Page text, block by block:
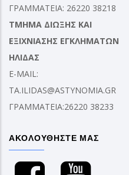
ΓΡΑΜΜΑΤΕΙΑ: 26220 38218
ΤΜΗΜΑ ΔΙΩΞΗΣ ΚΑΙ
ΕΞΙΧΝΙΑΣΗΣ ΕΓΚΛΗΜΑΤΩΝ
ΗΛΙΔΑΣ
E-MAIL:
TA.ILIDAS@ASTYNOMIA.GR
ΓΡΑΜΜΑΤΕΙΑ:26220 38233
ΑΚΟΛΟΥΘΗΣΤΕ ΜΑΣ